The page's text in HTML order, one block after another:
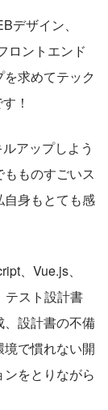
デザイン、
ロントエンド
求めてテック
！
アップしよう
ものすごいス
自身もとても感
、Vue.js、
テスト設計書
設計書の不備
で慣れない開
をとりながら